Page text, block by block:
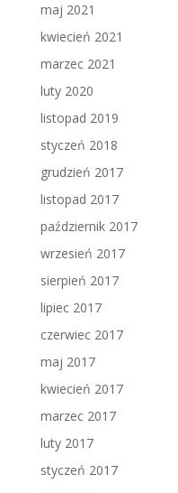
maj 2021
kwiecień 2021
marzec 2021
luty 2020
listopad 2019
styczeń 2018
grudzień 2017
listopad 2017
październik 2017
wrzesień 2017
sierpień 2017
lipiec 2017
czerwiec 2017
maj 2017
kwiecień 2017
marzec 2017
luty 2017
styczeń 2017